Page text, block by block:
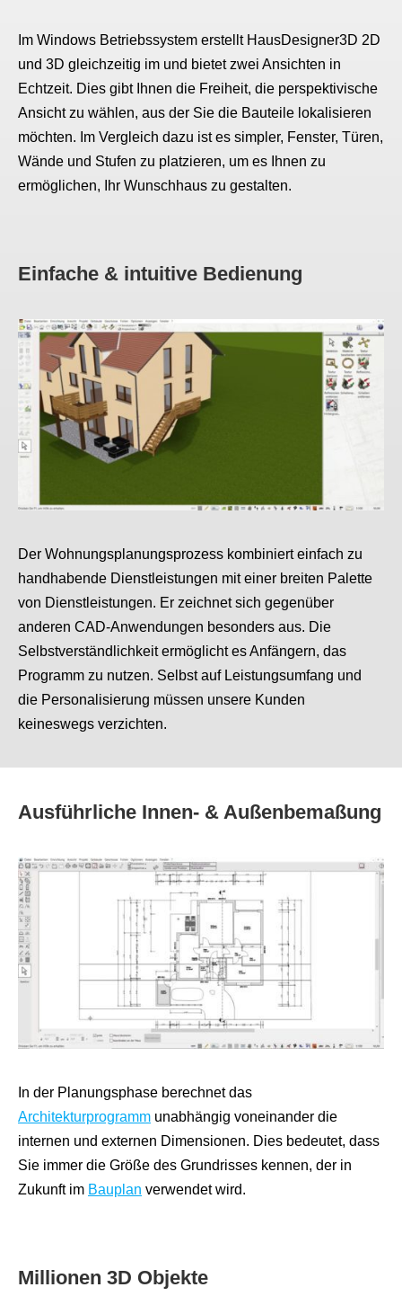
Im Windows Betriebssystem erstellt HausDesigner3D 2D
und 3D gleichzeitig im und bietet zwei Ansichten in
Echtzeit. Dies gibt Ihnen die Freiheit, die perspektivische
Ansicht zu wählen, aus der Sie die Bauteile lokalisieren
möchten. Im Vergleich dazu ist es simpler, Fenster, Türen,
Wände und Stufen zu platzieren, um es Ihnen zu
ermöglichen, Ihr Wunschhaus zu gestalten.
Einfache & intuitive Bedienung
Der Wohnungsplanungsprozess kombiniert einfach zu
handhabende Dienstleistungen mit einer breiten Palette
von Dienstleistungen. Er zeichnet sich gegenüber
anderen CAD-Anwendungen besonders aus. Die
Selbstverständlichkeit ermöglicht es Anfängern, das
Programm zu nutzen. Selbst auf Leistungsumfang und
die Personalisierung müssen unsere Kunden
keineswegs verzichten.
Ausführliche Innen- & Außenbemaßung
In der Planungsphase berechnet das
Architekturprogramm unabhängig voneinander die
internen und externen Dimensionen. Dies bedeutet, dass
Sie immer die Größe des Grundrisses kennen, der in
Zukunft im Bauplan verwendet wird.
Millionen 3D Objekte